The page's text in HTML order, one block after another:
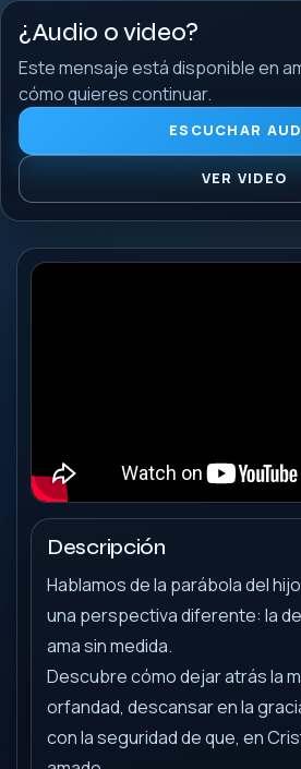
¿Audio o video?
Este mensaje está disponible en
cómo quieres continuar.
ESCUCHAR
VER VIDEO
Descripción
Hablamos de la parábola del
una perspectiva diferente: la
ama sin medida.
Descubre cómo dejar atrás la
orfandad, descansar en la
con la seguridad de que, en